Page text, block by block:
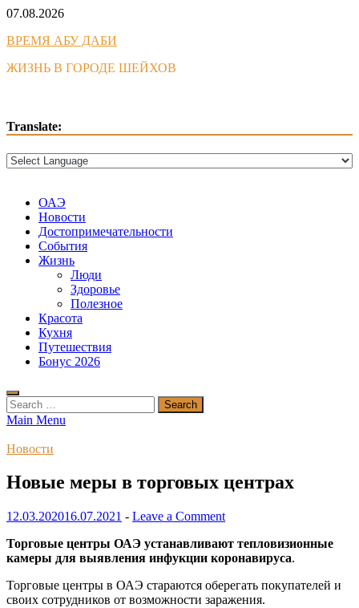
Skip
content
07.08.2026
ВРЕМЯ АБУ ДАБИ
ЖИЗНЬ В ГОРОДЕ ШЕЙХОВ
Translate:
ОАЭ
Новости
Достопримечательности
События
Жизнь
Люди
Здоровье
Полезное
Красота
Кухня
Путешествия
Бонус 2026
Search
for:
Main Menu
Новости
Новые меры в торговых центрах
12.03.202016.07.2021 - Leave a Comment
Торговые центры ОАЭ устанавливают тепловизионные
камеры для выявления инфукции коронавируса.
Торговые центры в ОАЭ стараются оберегать покупателей и
своих сотрудников от возможности заражения.